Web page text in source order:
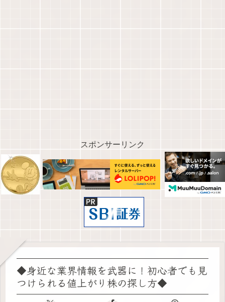
スポンサーリンク
◆身近な業界情報を武器に！初心者でも見
つけられる値上がり株の探し方◆